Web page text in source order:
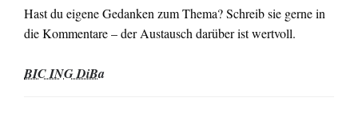
Hast du eigene Gedanken zum Thema? Schreib sie gerne in
die Kommentare – der Austausch darüber ist wertvoll.
BIC ING DiBa